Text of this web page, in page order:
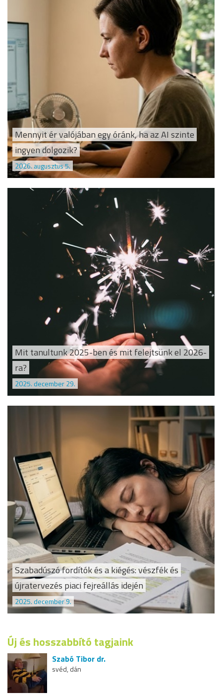
Mennyit ér valójában egy óránk, ha az AI szinte
ingyen dolgozik?
2026. augusztus 5.
Mit tanultunk 2025-ben és mit felejtsünk el 2026-
ra?
2025. december 29.
Szabadúszó fordítók és a kiégés: vészfék és
újratervezés piaci fejreállás idején
2025. december 9.
Új és hosszabbító tagjaink
Szabó Tibor dr.
svéd, dán